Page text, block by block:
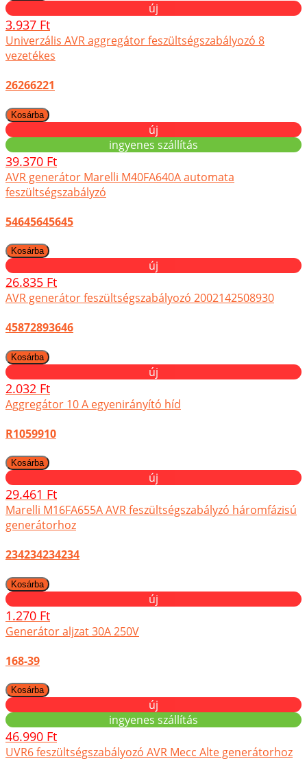
új
3.937 Ft
Univerzális AVR aggregátor feszültségszabályozó 8
vezetékes
26266221
új
ingyenes szállítás
39.370 Ft
AVR generátor Marelli M40FA640A automata
feszültségszabályzó
54645645645
új
26.835 Ft
AVR generátor feszültségszabályozó 2002142508930
45872893646
új
2.032 Ft
Aggregátor 10 A egyenirányító híd
R1059910
új
29.461 Ft
Marelli M16FA655A AVR feszültségszabályzó háromfázisú
generátorhoz
234234234234
új
1.270 Ft
Generátor aljzat 30A 250V
168-39
új
ingyenes szállítás
46.990 Ft
UVR6 feszültségszabályozó AVR Mecc Alte generátorhoz